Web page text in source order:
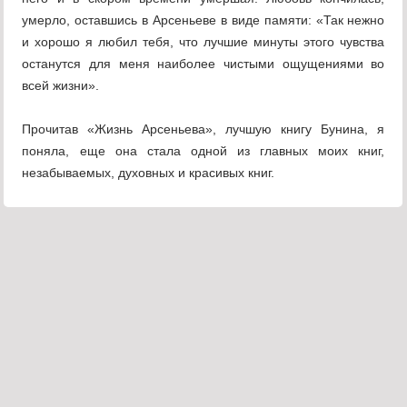
умерло, оставшись в Арсеньеве в виде памяти: «Так нежно
и хорошо я любил тебя, что лучшие минуты этого чувства
останутся для меня наиболее чистыми ощущениями во
всей жизни».
Прочитав «Жизнь Арсеньева», лучшую книгу Бунина, я
поняла, еще она стала одной из главных моих книг,
незабываемых, духовных и красивых книг.